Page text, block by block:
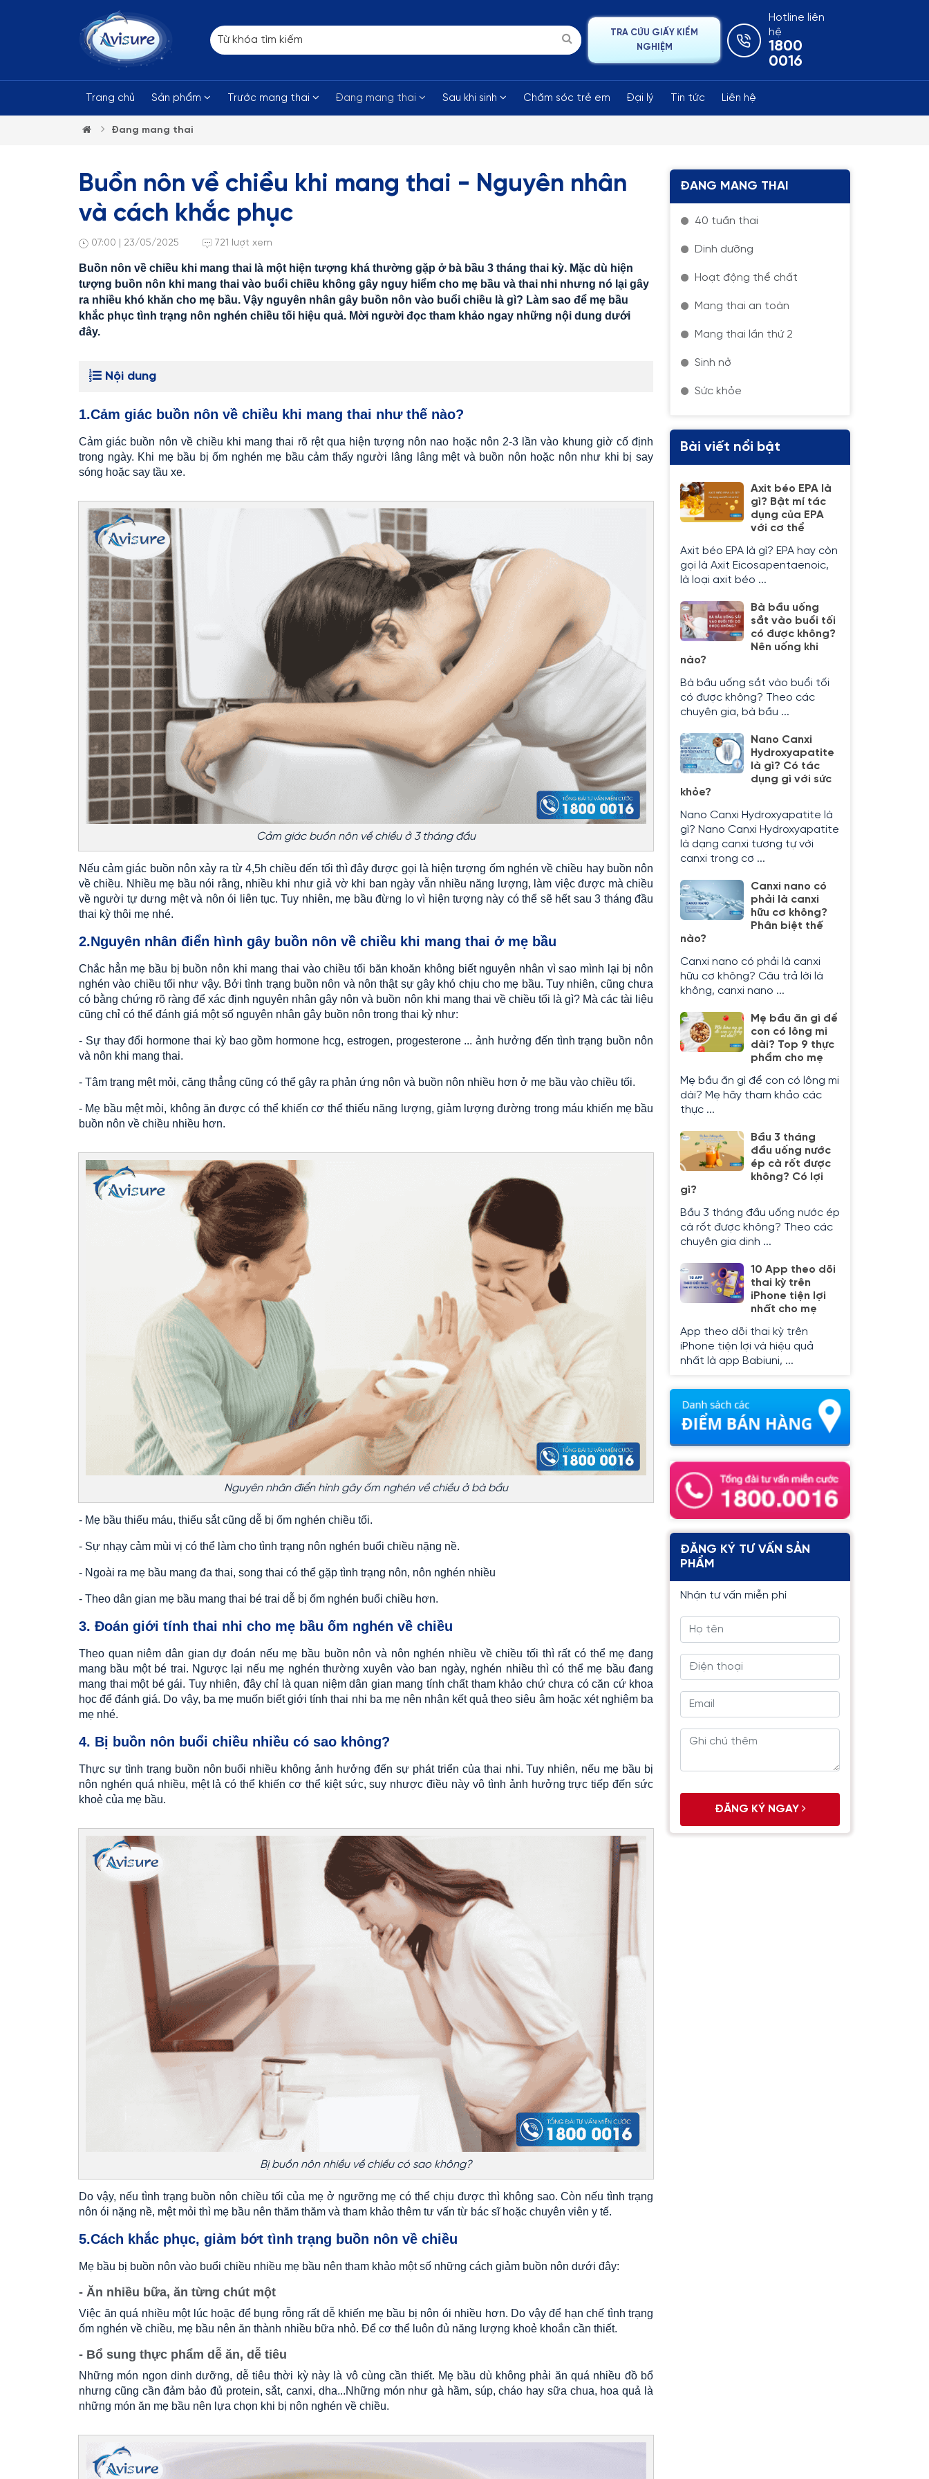
Hotline liên
hệ
1800
0016
TRA CỨU GIẤY KIỂM
NGHIỆM
Trang chủ Sản phẩm Trước mang thai Đang mang thai Sau khi sinh Chăm sóc trẻ em Đại lý Tin tức Liên hệ
Đang mang thai
Buồn nôn về chiều khi mang thai - Nguyên nhân
và cách khắc phục
07:00 | 23/05/2025 721 lượt xem
Buồn nôn về chiều khi mang thai là một hiện tượng khá thường gặp ở bà bầu 3 tháng thai kỳ. Mặc dù hiện
tượng buồn nôn khi mang thai vào buổi chiều không gây nguy hiểm cho mẹ bầu và thai nhi nhưng nó lại gây
ra nhiều khó khăn cho mẹ bầu. Vậy nguyên nhân gây buồn nôn vào buổi chiều là gì? Làm sao để mẹ bầu
khắc phục tình trạng nôn nghén chiều tối hiệu quả. Mời người đọc tham khảo ngay những nội dung dưới
đây.
Nội dung
1.Cảm giác buồn nôn về chiều khi mang thai như thế nào?
Cảm giác buồn nôn về chiều khi mang thai rõ rệt qua hiện tượng nôn nao hoặc nôn 2-3 lần vào khung giờ cố định
trong ngày. Khi mẹ bầu bị ốm nghén mẹ bầu cảm thấy người lâng lâng mệt và buồn nôn hoặc nôn như khi bị say
sóng hoặc say tầu xe.
Cảm giác buồn nôn về chiều ở 3 tháng đầu
Nếu cảm giác buồn nôn xảy ra từ 4,5h chiều đến tối thì đây được gọi là hiện tượng ốm nghén về chiều hay buồn nôn
về chiều. Nhiều mẹ bầu nói rằng, nhiều khi như giả vờ khi ban ngày vẫn nhiều năng lượng, làm việc được mà chiều
về người tự dưng mệt và nôn ói liên tục. Tuy nhiên, mẹ bầu đừng lo vì hiện tượng này có thể sẽ hết sau 3 tháng đầu
thai kỳ thôi mẹ nhé.
2.Nguyên nhân điển hình gây buồn nôn về chiều khi mang thai ở mẹ bầu
Chắc hẳn mẹ bầu bị buồn nôn khi mang thai vào chiều tối băn khoăn không biết nguyên nhân vì sao mình lại bị nôn
nghén vào chiều tối như vậy. Bởi tình trạng buồn nôn và nôn thật sự gây khó chịu cho mẹ bầu. Tuy nhiên, cũng chưa
có bằng chứng rõ ràng để xác định nguyên nhân gây nôn và buồn nôn khi mang thai về chiều tối là gì? Mà các tài liệu
cũng chỉ có thể đánh giá một số nguyên nhân gây buồn nôn trong thai kỳ như:
- Sự thay đổi hormone thai kỳ bao gồm hormone hcg, estrogen, progesterone ... ảnh hưởng đến tình trạng buồn nôn
và nôn khi mang thai.
- Tâm trạng mệt mỏi, căng thẳng cũng có thể gây ra phản ứng nôn và buồn nôn nhiều hơn ở mẹ bầu vào chiều tối.
- Mẹ bầu mệt mỏi, không ăn được có thể khiến cơ thể thiếu năng lượng, giảm lượng đường trong máu khiến mẹ bầu
buồn nôn về chiều nhiều hơn.
Nguyên nhân điển hình gây ốm nghén về chiều ở bà bầu
- Mẹ bầu thiếu máu, thiếu sắt cũng dễ bị ốm nghén chiều tối.
- Sự nhạy cảm mùi vị có thể làm cho tình trạng nôn nghén buổi chiều nặng nề.
- Ngoài ra mẹ bầu mang đa thai, song thai có thể gặp tình trạng nôn, nôn nghén nhiều
- Theo dân gian mẹ bầu mang thai bé trai dễ bị ốm nghén buổi chiều hơn.
3. Đoán giới tính thai nhi cho mẹ bầu ốm nghén về chiều
Theo quan niêm dân gian dự đoán nếu mẹ bầu buồn nôn và nôn nghén nhiều về chiều tối thì rất có thể mẹ đang
mang bầu một bé trai. Ngược lại nếu mẹ nghén thường xuyên vào ban ngày, nghén nhiều thì có thể mẹ bầu đang
mang thai một bé gái. Tuy nhiên, đây chỉ là quan niệm dân gian mang tính chất tham khảo chứ chưa có căn cứ khoa
học để đánh giá. Do vậy, ba mẹ muốn biết giới tính thai nhi ba mẹ nên nhận kết quả theo siêu âm hoặc xét nghiệm ba
mẹ nhé.
4. Bị buồn nôn buổi chiều nhiều có sao không?
Thực sự tình trạng buồn nôn buổi nhiều không ảnh hưởng đến sự phát triển của thai nhi. Tuy nhiên, nếu mẹ bầu bị
nôn nghén quá nhiều, mệt lả có thể khiến cơ thể kiệt sức, suy nhược điều này vô tình ảnh hưởng trực tiếp đến sức
khoẻ của mẹ bầu.
Bị buồn nôn nhiều về chiều có sao không?
Do vậy, nếu tình trạng buồn nôn chiều tối của mẹ ở ngưỡng mẹ có thể chịu được thì không sao. Còn nếu tình trạng
nôn ói nặng nề, mệt mỏi thì mẹ bầu nên thăm thăm và tham khảo thêm tư vấn từ bác sĩ hoặc chuyên viên y tế.
5.Cách khắc phục, giảm bớt tình trạng buồn nôn về chiều
Mẹ bầu bị buồn nôn vào buổi chiều nhiều mẹ bầu nên tham khảo một số những cách giảm buồn nôn dưới đây:
- Ăn nhiều bữa, ăn từng chút một
Việc ăn quá nhiều một lúc hoặc để bụng rỗng rất dễ khiến mẹ bầu bị nôn ói nhiều hơn. Do vậy để hạn chế tình trạng
ốm nghén về chiều, mẹ bầu nên ăn thành nhiều bữa nhỏ. Để cơ thể luôn đủ năng lượng khoẻ khoắn cần thiết.
- Bổ sung thực phẩm dễ ăn, dễ tiêu
Những món ngon dinh dưỡng, dễ tiêu thời kỳ này là vô cùng cần thiết. Mẹ bầu dù không phải ăn quá nhiều đồ bổ
nhưng cũng cần đảm bảo đủ protein, sắt, canxi, dha...Những món như gà hầm, súp, cháo hay sữa chua, hoa quả là
những món ăn mẹ bầu nên lựa chọn khi bị nôn nghén về chiều.
ĐANG MANG THAI
40 tuần thai
Dinh dưỡng
Hoạt động thể chất
Mang thai an toàn
Mang thai lần thứ 2
Sinh nở
Sức khỏe
Bài viết nổi bật
Axit béo EPA là
gì? Bật mí tác
dụng của EPA
với cơ thể
Axit béo EPA là gì? EPA hay còn
gọi là Axit Eicosapentaenoic,
là loại axit béo ...
Bà bầu uống
sắt vào buổi tối
có được không?
Nên uống khi
nào?
Bà bầu uống sắt vào buổi tối
có được không? Theo các
chuyên gia, bà bầu ...
Nano Canxi
Hydroxyapatite
là gì? Có tác
dụng gì với sức
khỏe?
Nano Canxi Hydroxyapatite là
gì? Nano Canxi Hydroxyapatite
là dạng canxi tương tự với
canxi trong cơ ...
Canxi nano có
phải là canxi
hữu cơ không?
Phân biệt thế
nào?
Canxi nano có phải là canxi
hữu cơ không? Câu trả lời là
không, canxi nano ...
Mẹ bầu ăn gì để
con có lông mi
dài? Top 9 thực
phẩm cho mẹ
Mẹ bầu ăn gì để con có lông mi
dài? Mẹ hãy tham khảo các
thực ...
Bầu 3 tháng
đầu uống nước
ép cà rốt được
không? Có lợi
gì?
Bầu 3 tháng đầu uống nước ép
cà rốt được không? Theo các
chuyên gia dinh ...
10 App theo dõi
thai kỳ trên
iPhone tiện lợi
nhất cho mẹ
App theo dõi thai kỳ trên
iPhone tiện lợi và hiệu quả
nhất là app Babiuni, ...
ĐĂNG KÝ TƯ VẤN SẢN
PHẨM
Nhận tư vấn miễn phí
ĐĂNG KÝ NGAY